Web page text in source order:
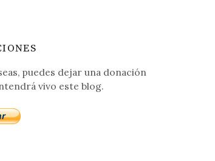
puedes dejar una donación
vivo este blog.